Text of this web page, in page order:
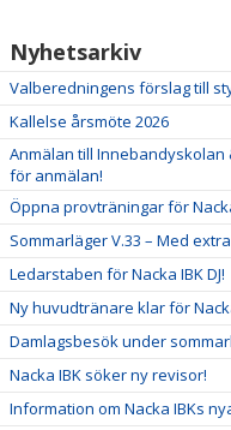
Nyhetsarkiv
Valberedningens förslag till
Kallelse årsmöte 2026
Anmälan till
för anmälan!
Öppna provträningar för Nacka
Sommarläger V.33 – Med
Ledarstaben för Nacka IBK DJ!
Ny huvudtränare klar för
Damlagsbesök under
Nacka IBK söker ny revisor!
Information om Nacka IBKs